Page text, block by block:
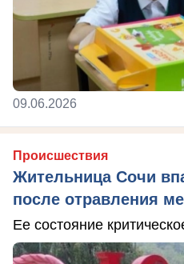
09.06.2026
Происшествия
Жительница Сочи
после отравления
Ее состояние